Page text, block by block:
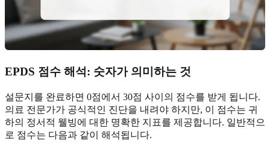
EPDS 점수 해석: 숫자가 의미하는 것
설문지를 완료하면 0점에서 30점 사이의 점수를 받게 됩니다.
의료 전문가가 공식적인 진단을 내려야 하지만, 이 점수는 귀
하의 정서적 웰빙에 대한 명확한 지표를 제공합니다. 일반적으
로 점수는 다음과 같이 해석됩니다.